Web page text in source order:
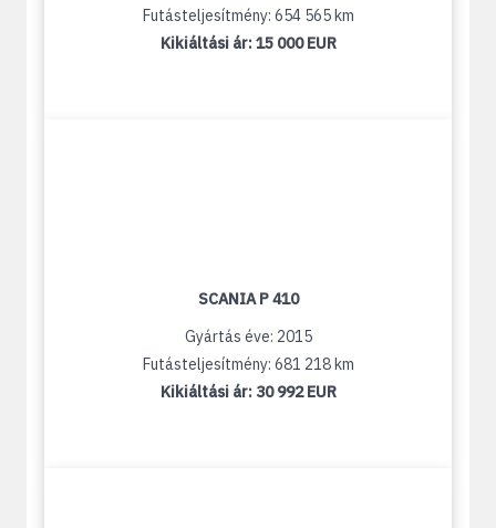
Futásteljesítmény: 654 565 km
Kikiáltási ár:15 000 EUR
SCANIA P 410
Gyártás éve: 2015
Futásteljesítmény: 681 218 km
Kikiáltási ár: 30 992 EUR